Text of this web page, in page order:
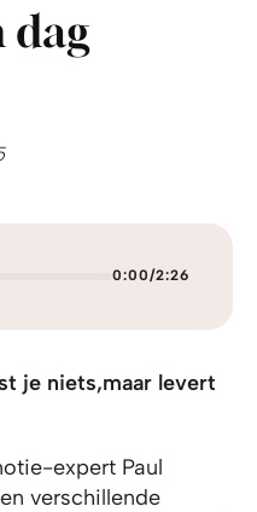
dag
0:00/2:26
je niets,maar levert
expert Paul
verschillende